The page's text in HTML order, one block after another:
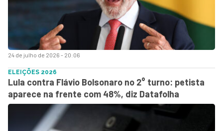
24 de julho de 2026 - 20:06
ELEIÇÕES 2026
Lula contra Flávio Bolsonaro no 2° turno: petista
aparece na frente com 48%, diz Datafolha